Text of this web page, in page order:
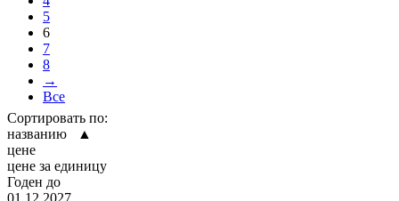
5
6
7
8
→
Все
Сортировать по:
названию ▲
цене
цене за единицу
Годен до
01.12.2027